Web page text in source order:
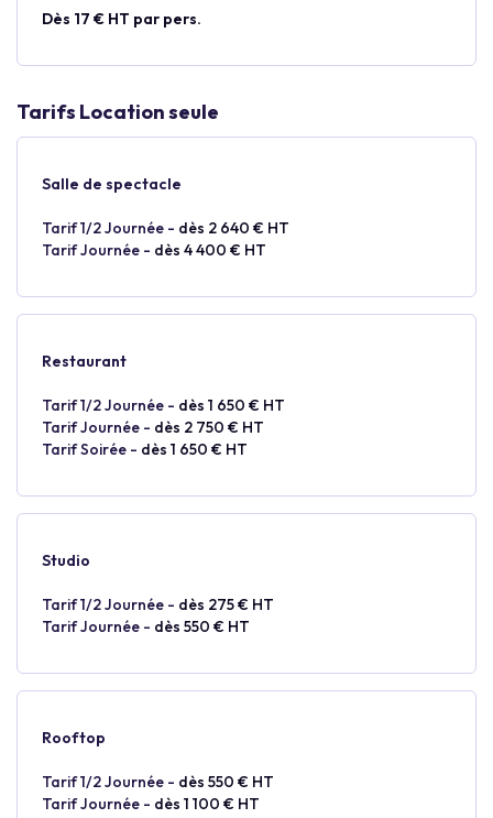
Dès 17 € HT par pers.
Tarifs Location seule
Salle de spectacle
Tarif 1/2 Journée - dès 2 640 € HT
Tarif Journée - dès 4 400 € HT
Restaurant
Tarif 1/2 Journée - dès 1 650 € HT
Tarif Journée - dès 2 750 € HT
Tarif Soirée - dès 1 650 € HT
Studio
Tarif 1/2 Journée - dès 275 € HT
Tarif Journée - dès 550 € HT
Rooftop
Tarif 1/2 Journée - dès 550 € HT
Tarif Journée - dès 1 100 € HT